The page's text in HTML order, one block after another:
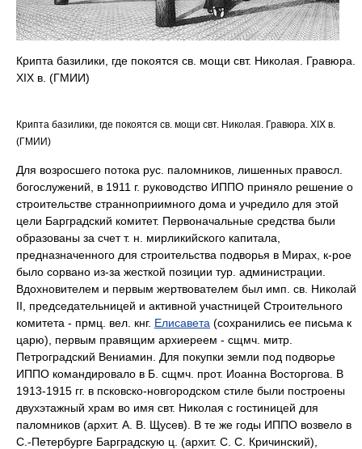
Крипта базилики, где покоятся св. мощи свт. Николая. Гравюра.
XIX в. (ГМИИ)
Крипта базилики, где покоятся св. мощи свт. Николая. Гравюра. XIX в.
(ГМИИ)
Для возросшего потока рус. паломников, лишенных правосл.
богослужений, в 1911 г. руководство ИППО приняло решение о
строительстве странноприимного дома и учредило для этой
цели Барградский комитет. Первоначальные средства были
образованы за счет т. н. мирликийского капитала,
предназначенного для строительства подворья в Мирах, к-рое
было сорвано из-за жесткой позиции тур. администрации.
Вдохновителем и первым жертвователем был имп. св. Николай
II, председательницей и активной участницей Строительного
комитета - прмц. вел. кнг. Елисавета (сохранились ее письма к
царю), первым правящим архиереем - сщмч. митр.
Петроградский Вениамин. Для покупки земли под подворье
ИППО командировало в Б. сщмч. прот. Иоанна Восторгова. В
1913-1915 гг. в псковско-новгородском стиле были построены
двухэтажный храм во имя свт. Николая с гостиницей для
паломников (архит. А. В. Щусев). В те же годы ИППО возвело в
С.-Петербурге Барградскую ц. (архит. С. С. Кричинский),